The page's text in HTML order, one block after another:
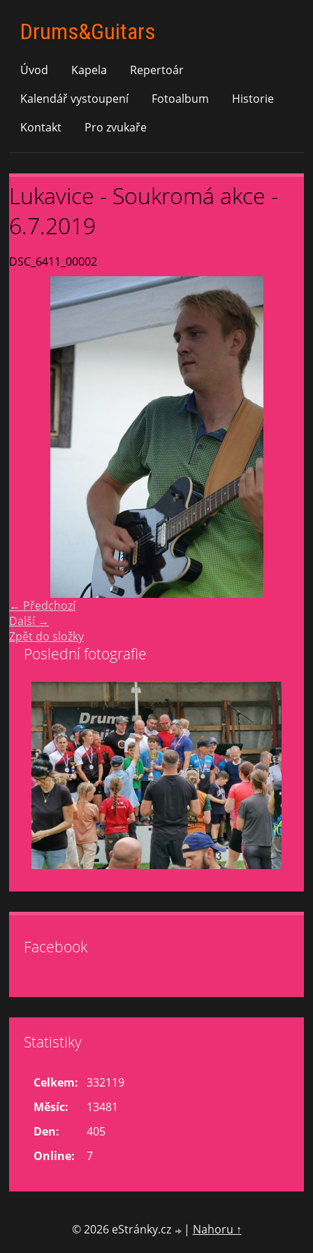
Drums&Guitars
Úvod Kapela
Repertoár
Kalendář vystoupení
Fotoalbum
Historie
Kontakt
Pro zvukaře
Lukavice - Soukromá akce -
6.7.2019
DSC_6411_00002
← Předchozí
Další →
Zpět do složky
Poslední fotografie
Facebook
Statistiky
Online: 7
Celkem: 332119
Měsíc:
13481
Den:
405
© 2026 eStránky.cz | Nahoru ↑